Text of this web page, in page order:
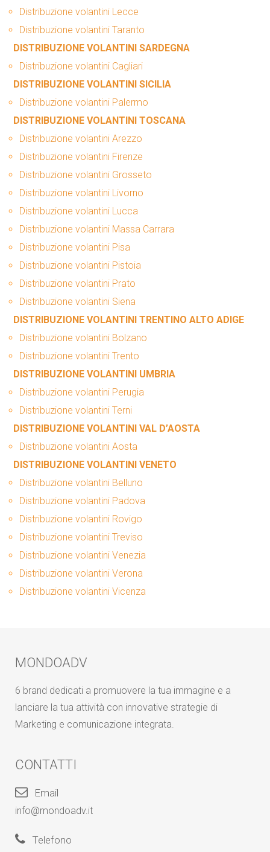
Distribuzione volantini Lecce
Distribuzione volantini Taranto
DISTRIBUZIONE VOLANTINI SARDEGNA
Distribuzione volantini Cagliari
DISTRIBUZIONE VOLANTINI SICILIA
Distribuzione volantini Palermo
DISTRIBUZIONE VOLANTINI TOSCANA
Distribuzione volantini Arezzo
Distribuzione volantini Firenze
Distribuzione volantini Grosseto
Distribuzione volantini Livorno
Distribuzione volantini Lucca
Distribuzione volantini Massa Carrara
Distribuzione volantini Pisa
Distribuzione volantini Pistoia
Distribuzione volantini Prato
Distribuzione volantini Siena
DISTRIBUZIONE VOLANTINI TRENTINO ALTO ADIGE
Distribuzione volantini Bolzano
Distribuzione volantini Trento
DISTRIBUZIONE VOLANTINI UMBRIA
Distribuzione volantini Perugia
Distribuzione volantini Terni
DISTRIBUZIONE VOLANTINI VAL D’AOSTA
Distribuzione volantini Aosta
DISTRIBUZIONE VOLANTINI VENETO
Distribuzione volantini Belluno
Distribuzione volantini Padova
Distribuzione volantini Rovigo
Distribuzione volantini Treviso
Distribuzione volantini Venezia
Distribuzione volantini Verona
Distribuzione volantini Vicenza
MONDOADV
6 brand dedicati a promuovere la tua immagine e a
lanciare la tua attività con innovative strategie di
Marketing e comunicazione integrata.
CONTATTI
Email
info@mondoadv.it
Telefono